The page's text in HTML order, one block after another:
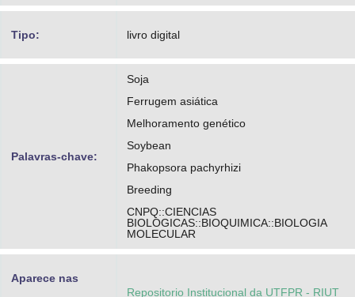
Tipo: livro digital
Palavras-chave:
Soja
Ferrugem asiática
Melhoramento genético
Soybean
Phakopsora pachyrhizi
Breeding
CNPQ::CIENCIAS
BIOLOGICAS::BIOQUIMICA::BIOLOGIA
MOLECULAR
Aparece nas
Repositorio Institucional da UTFPR - RIUT